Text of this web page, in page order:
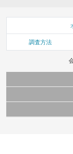
調査方法
当サイトで公開されている
これらの情報を権利者の許
当サイトに掲載している内
弊社の見解・ 意見ではない
このサイトでは Cookie を